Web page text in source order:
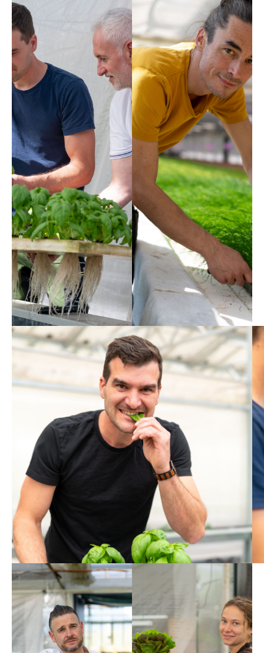
Immagina! La
parte
privilegiata
della
popolazione
mondiale è
riuscita, passo
dopo passo, a
porre fine
all’era dello
sfruttamento
irresponsabile
ed entrare in
una nuova era di
rigenerazione
planetaria e
responsabilità.
Proprio a questo
sviluppo senza
precedenti
voglio
contribuire con
Tobias
Tra 15 anni i miei figli adulti mi
guarderanno negli occhi e diranno:
“Papà, hai davvero fatto tutto il
possibile per rendere il nostro mondo
più sostenibile”.
Helmut
Per me SOLOS
significa
sostenibilità
senza moralismi –
con cuore,
Magdalena
Voglio far parte
di
un’agricoltura
lungimirante che
non è solo